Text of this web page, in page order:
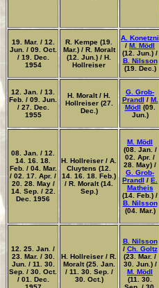
19. Mar. / 12.
Jun. / 09. Oct.
/ 19. Dec.
1954
R. Kempe (19.
Mar.) / R. Moralt
(12. Jun.) / H.
Hollreiser
A. Konetzni
/ M. Mödl
(12. Jun.) /
B. Nilsson
(19. Dec.)
12. Jan. / 13.
Feb. / 09. Jun.
/ 27. Dec.
1955
H. Moralt / H.
Hollreiser (27.
Dec.)
G. Grob-
Prandl / M.
Mödl (09.
Jun.)
08. Jan. / 12.
14. 16. 18.
Feb. / 04. Mar.
/ 02. 17. Apr. /
20. 28. May /
14. Sep. / 22.
Dec. 1956
H. Hollreiser / A.
Cluytens (12.
14. 16. 18. Feb.)
/ R. Moralt (14.
Sep.)
M. Mödl
(08. Jan. /
02. Apr. /
28. May) /
G. Grob-
Prandl / E.
Matheis
(14. Feb.) /
B. Nilsson
(04. Mar.)
12. 25. Jan. /
23. Mar. / 30.
Jun. / 11. 30.
Sep. / 30. Oct.
/ 01. Dec.
H. Hollreiser / R.
Moralt (25. Jan.
/ 11. 30. Sep. /
30. Oct.)
B. Nilsson
/ Ch. Goltz
(23. Mar. /
30. Jun.) /
M. Mödl
(11. 30.